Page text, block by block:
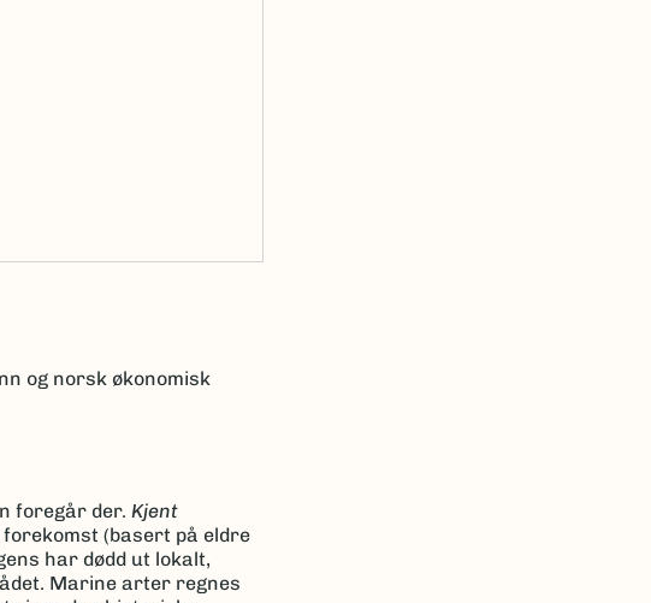
og norsk økonomisk
foregår der. Kjent
(basert på eldre
har dødd ut lokalt,
Marine arter regnes